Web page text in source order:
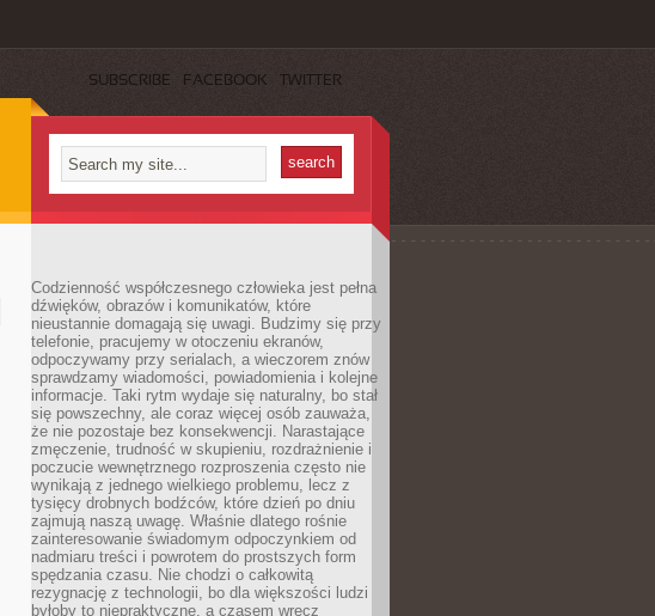
SUBSCRIBE FACEBOOK TWITTER
Codzienność współczesnego człowieka jest pełna
dźwięków, obrazów i komunikatów, które
nieustannie domagają się uwagi. Budzimy się przy
telefonie, pracujemy w otoczeniu ekranów,
odpoczywamy przy serialach, a wieczorem znów
sprawdzamy wiadomości, powiadomienia i kolejne
informacje. Taki rytm wydaje się naturalny, bo stał
się powszechny, ale coraz więcej osób zauważa,
że nie pozostaje bez konsekwencji. Narastające
zmęczenie, trudność w skupieniu, rozdrażnienie i
poczucie wewnętrznego rozproszenia często nie
wynikają z jednego wielkiego problemu, lecz z
tysięcy drobnych bodźców, które dzień po dniu
zajmują naszą uwagę. Właśnie dlatego rośnie
zainteresowanie świadomym odpoczynkiem od
nadmiaru treści i powrotem do prostszych form
spędzania czasu. Nie chodzi o całkowitą
rezygnację z technologii, bo dla większości ludzi
byłoby to niepraktyczne, a czasem wręcz